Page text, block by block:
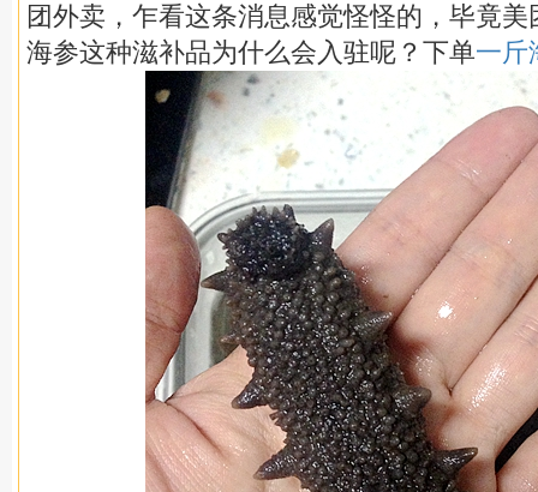
团外卖，乍看这条消息感觉怪怪的，毕竟
海参这种滋补品为什么会入驻呢？下单一斤